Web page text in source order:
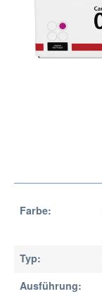
Farbe:
Typ:
Ausführung: